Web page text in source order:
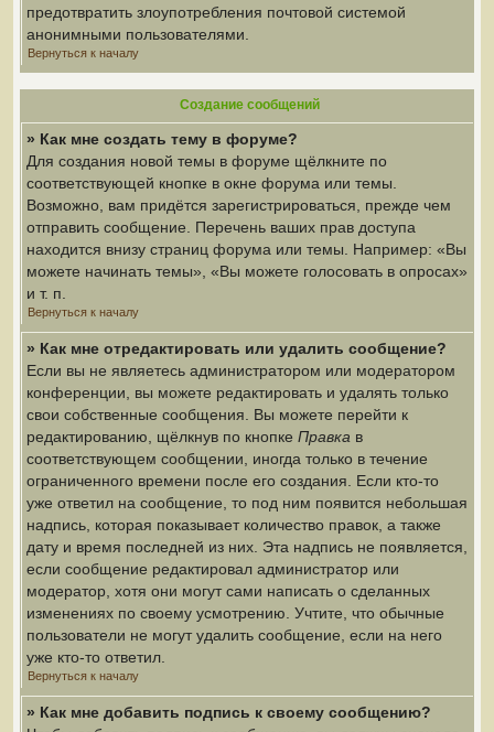
предотвратить злоупотребления почтовой системой
анонимными пользователями.
Вернуться к началу
Создание сообщений
» Как мне создать тему в форуме?
Для создания новой темы в форуме щёлкните по
соответствующей кнопке в окне форума или темы.
Возможно, вам придётся зарегистрироваться, прежде чем
отправить сообщение. Перечень ваших прав доступа
находится внизу страниц форума или темы. Например: «Вы
можете начинать темы», «Вы можете голосовать в опросах»
и т. п.
Вернуться к началу
» Как мне отредактировать или удалить сообщение?
Если вы не являетесь администратором или модератором
конференции, вы можете редактировать и удалять только
свои собственные сообщения. Вы можете перейти к
редактированию, щёлкнув по кнопке Правка в
соответствующем сообщении, иногда только в течение
ограниченного времени после его создания. Если кто-то
уже ответил на сообщение, то под ним появится небольшая
надпись, которая показывает количество правок, а также
дату и время последней из них. Эта надпись не появляется,
если сообщение редактировал администратор или
модератор, хотя они могут сами написать о сделанных
изменениях по своему усмотрению. Учтите, что обычные
пользователи не могут удалить сообщение, если на него
уже кто-то ответил.
Вернуться к началу
» Как мне добавить подпись к своему сообщению?